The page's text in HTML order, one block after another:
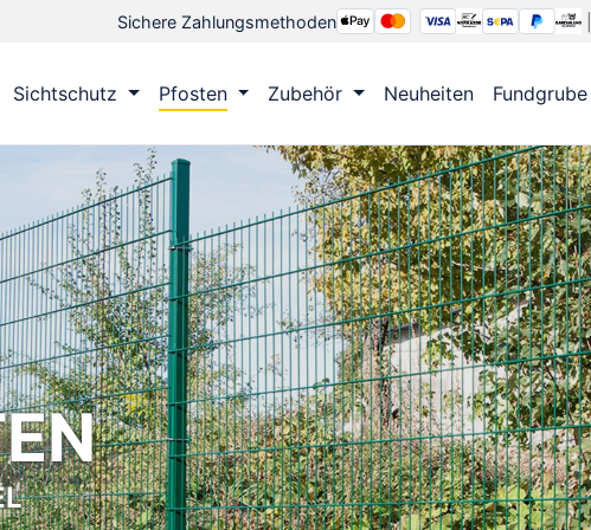
Sichere Zahlungsmethoden
Sichtschutz Pfosten Zubehör Neuheiten Fundgrube